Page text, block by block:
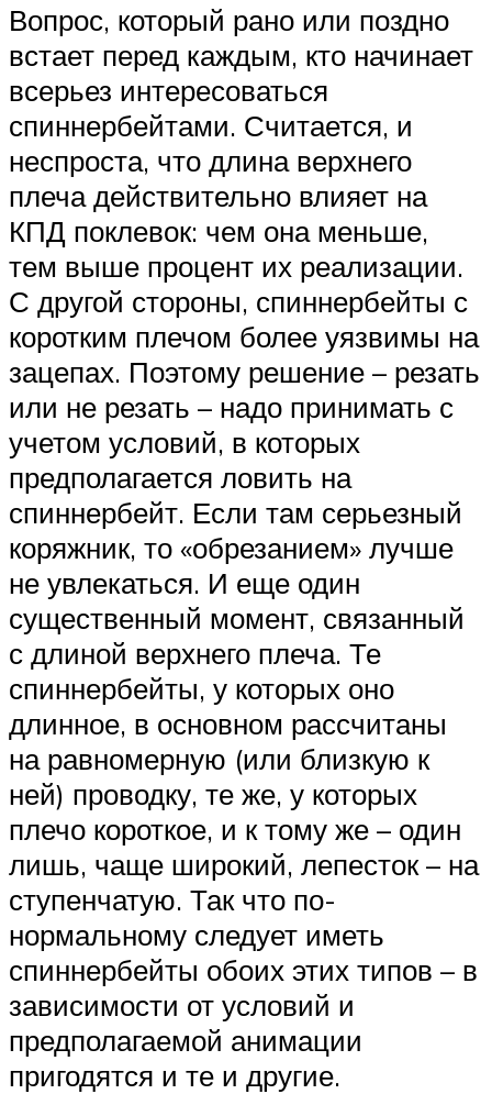
Вопрос, который рано или поздно
встает перед каждым, кто начинает
всерьез интересоваться
спиннербейтами. Считается, и
неспроста, что длина верхнего
плеча действительно влияет на
КПД поклевок: чем она меньше,
тем выше процент их реализации.
С другой стороны, спиннербейты с
коротким плечом более уязвимы на
зацепах. Поэтому решение – резать
или не резать – надо принимать с
учетом условий, в которых
предполагается ловить на
спиннербейт. Если там серьезный
коряжник, то «обрезанием» лучше
не увлекаться. И еще один
существенный момент, связанный
с длиной верхнего плеча. Те
спиннербейты, у которых оно
длинное, в основном рассчитаны
на равномерную (или близкую к
ней) проводку, те же, у которых
плечо короткое, и к тому же – один
лишь, чаще широкий, лепесток – на
ступенчатую. Так что по-
нормальному следует иметь
спиннербейты обоих этих типов – в
зависимости от условий и
предполагаемой анимации
пригодятся и те и другие.